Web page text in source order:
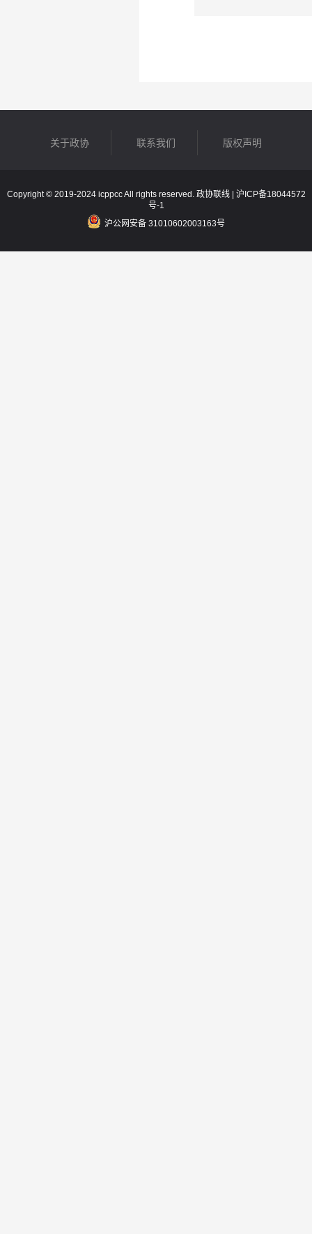
关于政协 联系我们 版权声明
Copyright © 2019-2024 icppcc All rights reserved. 政协联线 | 沪ICP备18044572
号-1
沪公网安备 31010602003163号